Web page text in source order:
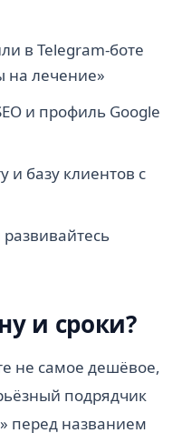
в Telegram-боте
на лечение»
и профиль Google
и базу клиентов с
и сроки?
не самое дешёвое,
подрядчик
перед названием